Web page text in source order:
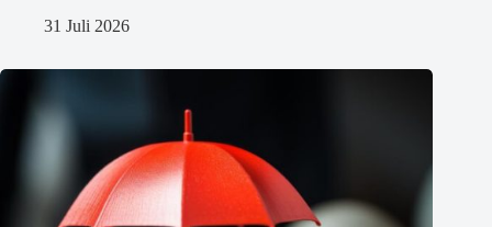
31 Juli 2026